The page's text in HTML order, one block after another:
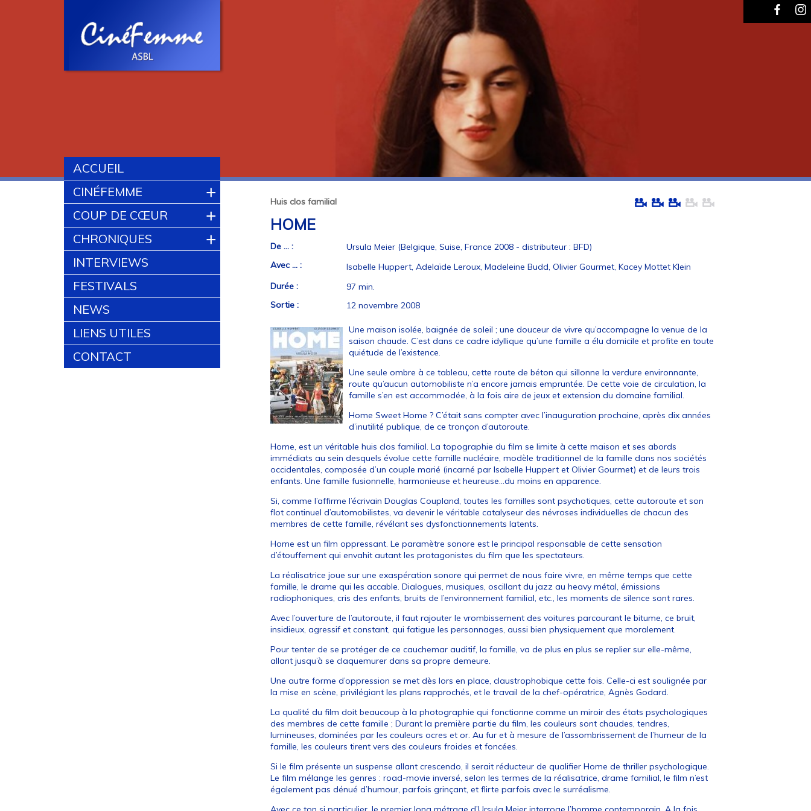
ACCUEIL
CINÉFEMME
+
COUP DE CŒUR +
CHRONIQUES +
INTERVIEWS
FESTIVALS
NEWS
LIENS UTILES
CONTACT
Huis clos familial
HOME
De ... :
Ursula Meier (Belgique, Suise, France 2008 - distributeur : BFD)
Avec ... :
Isabelle Huppert, Adelaïde Leroux, Madeleine Budd, Olivier Gourmet, Kacey Mottet Klein
Durée :
97 min.
Sortie :
12 novembre 2008
Une maison isolée, baignée de soleil ; une douceur de vivre qu’accompagne la venue de la
saison chaude. C’est dans ce cadre idyllique qu’une famille a élu domicile et profite en toute
quiétude de l’existence.
Une seule ombre à ce tableau, cette route de béton qui sillonne la verdure environnante,
route qu’aucun automobiliste n’a encore jamais empruntée. De cette voie de circulation, la
famille s’en est accommodée, à la fois aire de jeux et extension du domaine familial.
Home Sweet Home ? C’était sans compter avec l’inauguration prochaine, après dix années
d’inutilité publique, de ce tronçon d’autoroute.
Home, est un véritable huis clos familial. La topographie du film se limite à cette maison et ses abords
immédiats au sein desquels évolue cette famille nucléaire, modèle traditionnel de la famille dans nos sociétés
occidentales, composée d’un couple marié (incarné par Isabelle Huppert et Olivier Gourmet) et de leurs trois
enfants. Une famille fusionnelle, harmonieuse et heureuse…du moins en apparence.
Si, comme l’affirme l’écrivain Douglas Coupland, toutes les familles sont psychotiques, cette autoroute et son
flot continuel d’automobilistes, va devenir le véritable catalyseur des névroses individuelles de chacun des
membres de cette famille, révélant ses dysfonctionnements latents.
Home est un film oppressant. Le paramètre sonore est le principal responsable de cette sensation
d’étouffement qui envahit autant les protagonistes du film que les spectateurs.
La réalisatrice joue sur une exaspération sonore qui permet de nous faire vivre, en même temps que cette
famille, le drame qui les accable. Dialogues, musiques, oscillant du jazz au heavy métal, émissions
radiophoniques, cris des enfants, bruits de l’environnement familial, etc., les moments de silence sont rares.
Avec l’ouverture de l’autoroute, il faut rajouter le vrombissement des voitures parcourant le bitume, ce bruit,
insidieux, agressif et constant, qui fatigue les personnages, aussi bien physiquement que moralement.
Pour tenter de se protéger de ce cauchemar auditif, la famille, va de plus en plus se replier sur elle-même,
allant jusqu’à se claquemurer dans sa propre demeure.
Une autre forme d’oppression se met dès lors en place, claustrophobique cette fois. Celle-ci est soulignée par
la mise en scène, privilégiant les plans rapprochés, et le travail de la chef-opératrice, Agnès Godard.
La qualité du film doit beaucoup à la photographie qui fonctionne comme un miroir des états psychologiques
des membres de cette famille ; Durant la première partie du film, les couleurs sont chaudes, tendres,
lumineuses, dominées par les couleurs ocres et or. Au fur et à mesure de l’assombrissement de l’humeur de la
famille, les couleurs tirent vers des couleurs froides et foncées.
Si le film présente un suspense allant crescendo, il serait réducteur de qualifier Home de thriller psychologique.
Le film mélange les genres : road-movie inversé, selon les termes de la réalisatrice, drame familial, le film n’est
également pas dénué d’humour, parfois grinçant, et flirte parfois avec le surréalisme.